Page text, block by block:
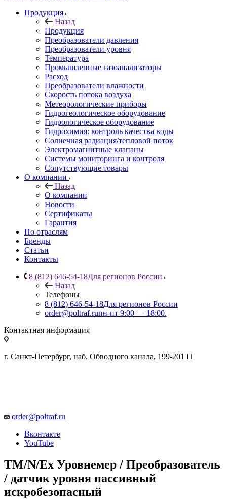
Продукция
Назад
Продукция
Преобразователи давления
Преобразователи уровня
Температура
Промышленные газоанализаторы
Расход
Преобразователи влажности
Скорость потока воздуха
Метеорологические приборы
Гидрогеологическое оборудование
Гидрологическое оборудование
Гидрохимия: контроль качества воды
Солнечная радиация/тепловой поток
Электромагнитные клапаны
Системы мониторинга и контроля
Сопутствующие товары
О компании
Назад
О компании
Новости
Сертификаты
Гарантия
По отраслям
Бренды
Статьи
Контакты
8 (812) 646-54-18Для регионов России
Назад
Телефоны
8 (812) 646-54-18Для регионов России
order@poltraf.ruпн-пт 9:00 — 18:00.
Контактная информация
г. Санкт-Петербург, наб. Обводного канала, 199-201 П
order@poltraf.ru
Вконтакте
YouTube
TM/N/Ex Уровнемер / Преобразователь
/ датчик уровня пассивный
искробезопасный